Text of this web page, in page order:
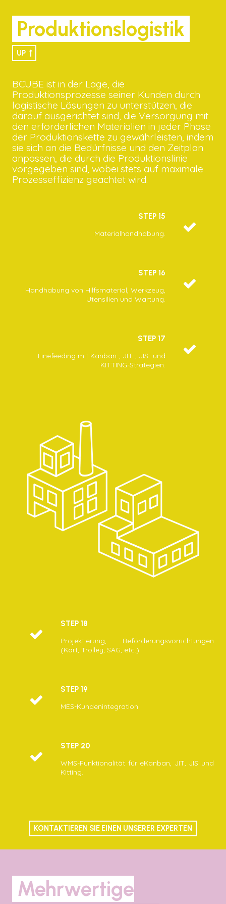
Produktionslogistik
UP
BCUBE ist in der Lage, die
Produktionsprozesse seiner Kunden durch
logistische Lösungen zu unterstützen, die
darauf ausgerichtet sind, die Versorgung mit
den erforderlichen Materialien in jeder Phase
der Produktionskette zu gewährleisten, indem
sie sich an die Bedürfnisse und den Zeitplan
anpassen, die durch die Produktionslinie
vorgegeben sind, wobei stets auf maximale
Prozesseffizienz geachtet wird.
STEP 15
Materialhandhabung.
STEP 16
Handhabung von Hilfsmaterial, Werkzeug,
Utensilien und Wartung.
STEP 17
Linefeeding mit Kanban-, JIT-, JIS- und
KITTING-Strategien.
STEP 18
Projektierung, Beförderungsvorrichtungen
(Kart, Trolley, SAG, etc.).
STEP 19
MES-Kundenintegration
STEP 20
WMS-Funktionalität für eKanban, JIT, JIS und
Kitting.
KONTAKTIEREN SIE EINEN UNSERER EXPERTEN
Mehrwertige